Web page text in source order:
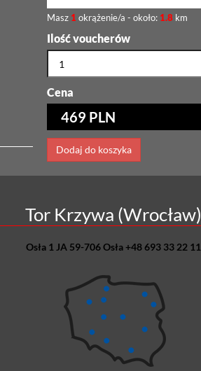
Masz 1 okrążenie/a - około: 1.8 km
Ilość voucherów
Cena
469 PLN
Dodaj do koszyka
Tor Krzywa (Wrocław)
Osła 1 JA 59-706 Osła +48 693 33 22 11